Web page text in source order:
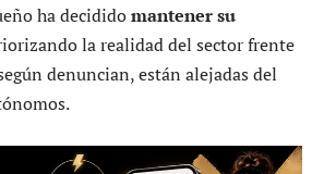
ha decididomantener su
la realidad del sector frente
denuncian, están alejadas del